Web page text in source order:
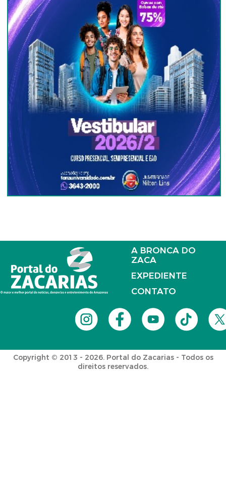
A BRONCA DO
ZACA
EXPEDIENTE
CONTATO
Copyright © 2013 - 2026. Portal do Zacarias - Todos os
direitos reservados.